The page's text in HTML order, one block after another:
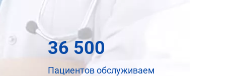
36 500
Пациентов обслуживаем